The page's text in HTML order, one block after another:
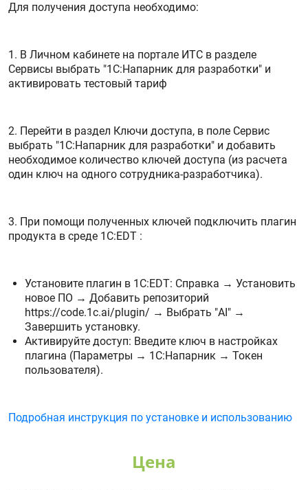
Для получения доступа необходимо:
1. В Личном кабинете на портале ИТС в разделе
Сервисы выбрать "1С:Напарник для разработки" и
активировать тестовый тариф
2. Перейти в раздел Ключи доступа, в поле Сервис
выбрать "1С:Напарник для разработки" и добавить
необходимое количество ключей доступа (из расчета
один ключ на одного сотрудника-разработчика).
3. При помощи полученных ключей подключить плагин
продукта в среде 1С:EDT :
Установите плагин в 1С:EDT: Справка → Установить
новое ПО → Добавить репозиторий
https://code.1c.ai/plugin/ → Выбрать "AI" →
Завершить установку.
Активируйте доступ: Введите ключ в настройках
плагина (Параметры → 1С:Напарник → Токен
пользователя).
Подробная инструкция по установке и использованию
Цена